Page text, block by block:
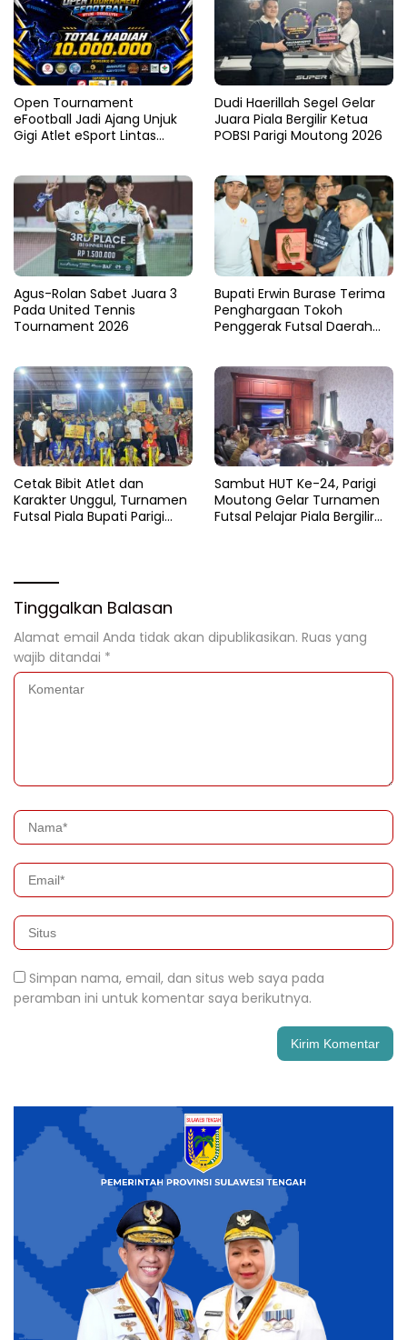
Open Tournament
eFootball Jadi Ajang Unjuk
Gigi Atlet eSport Lintas
Dudi Haerillah Segel Gelar
Juara Piala Bergilir Ketua
POBSI Parigi Moutong 2026
Agus-Rolan Sabet Juara 3
Pada United Tennis
Tournament 2026
Bupati Erwin Burase Terima
Penghargaan Tokoh
Penggerak Futsal Daerah
Cetak Bibit Atlet dan
Karakter Unggul, Turnamen
Futsal Piala Bupati Parigi
Sambut HUT Ke-24, Parigi
Moutong Gelar Turnamen
Futsal Pelajar Piala Bergilir
Tinggalkan Balasan
Alamat email Anda tidak akan dipublikasikan. Ruas yang
wajib ditandai *
Simpan nama, email, dan situs web saya pada
peramban ini untuk komentar saya berikutnya.